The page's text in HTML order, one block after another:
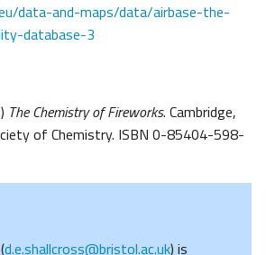
data-and-maps/data/airbase-the-
database-3
The Chemistry of Fireworks. Cambridge,
of Chemistry. ISBN 0-85404-598-
d.e.shallcross@bristol.ac.uk) is